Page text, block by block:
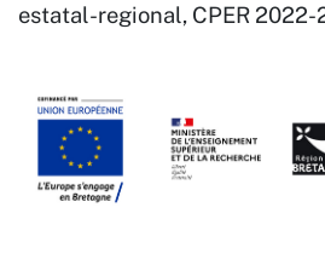
estatal-regional, CPER 2022-